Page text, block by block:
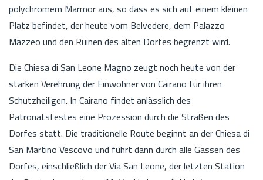
polychromem Marmor aus, so dass es sich auf einem kleinen
Platz befindet, der heute vom Belvedere, dem Palazzo
Mazzeo und den Ruinen des alten Dorfes begrenzt wird.
Die Chiesa di San Leone Magno zeugt noch heute von der
starken Verehrung der Einwohner von Cairano für ihren
Schutzheiligen. In Cairano findet anlässlich des
Patronatsfestes eine Prozession durch die Straßen des
Dorfes statt. Die traditionelle Route beginnt an der Chiesa di
San Martino Vescovo und führt dann durch alle Gassen des
Dorfes, einschließlich der Via San Leone, der letzten Station